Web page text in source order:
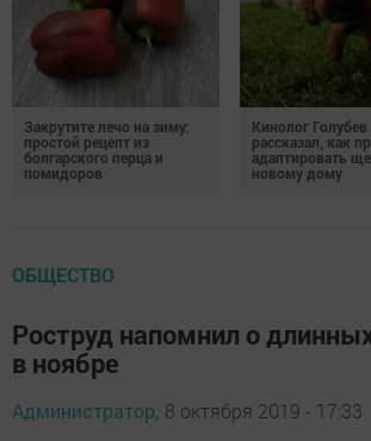
Закрутите лечо на зиму:
простой рецепт из
болгарского перца и
помидоров
Кинолог Голубев
рассказал, как
адаптировать
новому дому
ОБЩЕСТВО
Роструд напомнил о
в ноябре
Администратор, 8 октября 2019 - 17:33